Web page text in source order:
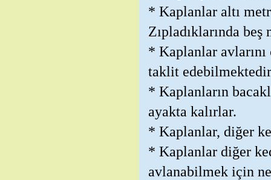
* Kaplanlar altı
Zıpladıklarında
* Kaplanlar avlarını
taklit
* Kaplanların
ayakta kalırlar.
* Kaplanlar, diğer
* Kaplanlar diğer
avlanabilmek için